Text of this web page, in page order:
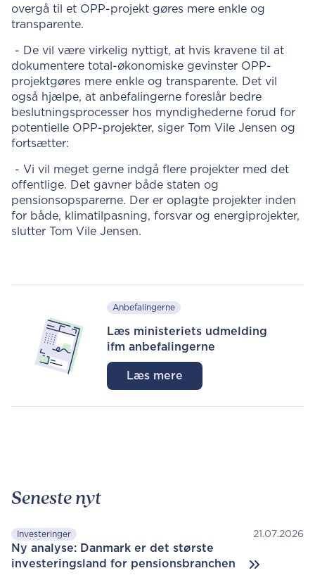
overgå til et OPP-projekt gøres mere enkle og
transparente.
- De vil være virkelig nyttigt, at hvis kravene til at
dokumentere total-økonomiske gevinster OPP-
projektgøres mere enkle og transparente. Det vil
også hjælpe, at anbefalingerne foreslår bedre
beslutningsprocesser hos myndighederne forud for
potentielle OPP-projekter, siger Tom Vile Jensen og
fortsætter:
- Vi vil meget gerne indgå flere projekter med det
offentlige. Det gavner både staten og
pensionsopsparerne. Der er oplagte projekter inden
for både, klimatilpasning, forsvar og energiprojekter,
slutter Tom Vile Jensen.
Anbefalingerne
Læs ministeriets udmelding
ifm anbefalingerne
Læs mere
Seneste nyt
Investeringer 21.07.2026
Ny analyse: Danmark er det største
investeringsland for pensionsbranchen